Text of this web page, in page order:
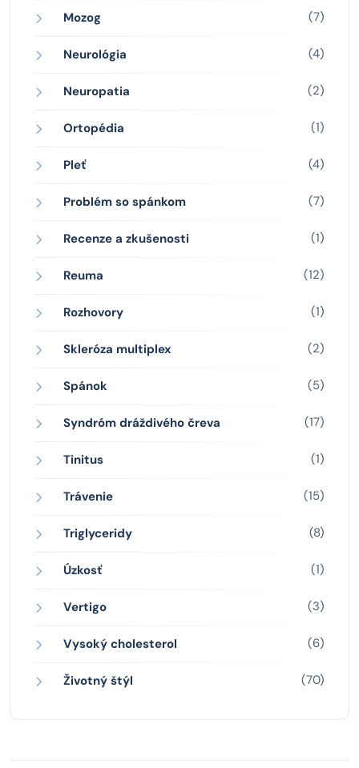
Mozog (7)
Neurológia (4)
Neuropatia (2)
Ortopédia (1)
Pleť (4)
Problém so spánkom (7)
Recenze a zkušenosti (1)
Reuma (12)
Rozhovory (1)
Skleróza multiplex (2)
Spánok (5)
Syndróm dráždivého čreva (17)
Tinitus (1)
Trávenie (15)
Triglyceridy (8)
Úzkosť (1)
Vertigo (3)
Vysoký cholesterol (6)
Životný štýl (70)